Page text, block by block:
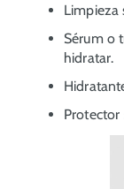
Limpieza
Sérum o
hidratar.